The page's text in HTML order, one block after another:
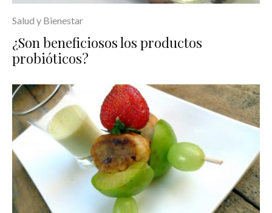
Salud y Bienestar
¿Son beneficiosos los productos
probióticos?